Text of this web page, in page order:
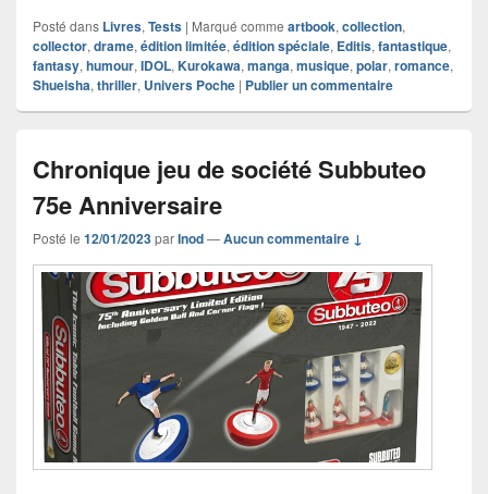
Posté dans Livres, Tests | Marqué comme artbook, collection,
collector, drame, édition limitée, édition spéciale, Editis, fantastique,
fantasy, humour, IDOL, Kurokawa, manga, musique, polar, romance,
Shueisha, thriller, Univers Poche | Publier un commentaire
Chronique jeu de société Subbuteo
75e Anniversaire
Posté le 12/01/2023parInod—Aucun commentaire ↓